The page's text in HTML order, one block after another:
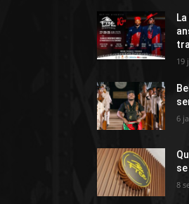
19
6
8